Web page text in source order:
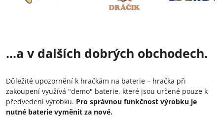
...a v dalších dobrých obchodech.
Důležité upozornění k hračkám na baterie – hračka při
zakoupení využívá "demo" baterie, které jsou určené pouze k
předvedení výrobku. Pro správnou funkčnost výrobku je
nutné baterie vyměnit za nové.